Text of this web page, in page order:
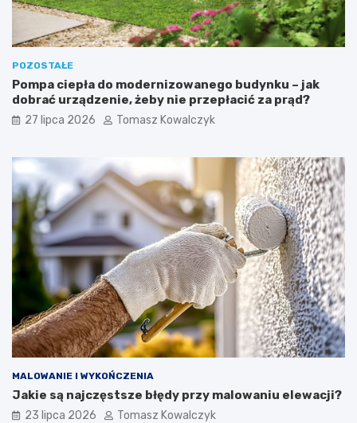
POZOSTAŁE
Pompa ciepła do modernizowanego budynku – jak
dobrać urządzenie, żeby nie przepłacić za prąd?
27 lipca 2026 Tomasz Kowalczyk
MALOWANIE I WYKOŃCZENIA
Jakie są najczęstsze błędy przy malowaniu elewacji?
23 lipca 2026 Tomasz Kowalczyk